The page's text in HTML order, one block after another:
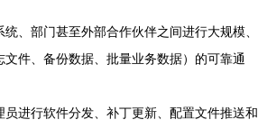
统、部门甚至外部合作伙伴之间进行大规模、
件、备份数据、批量业务数据）的可靠通
员进行软件分发、补丁更新、配置文件推送和